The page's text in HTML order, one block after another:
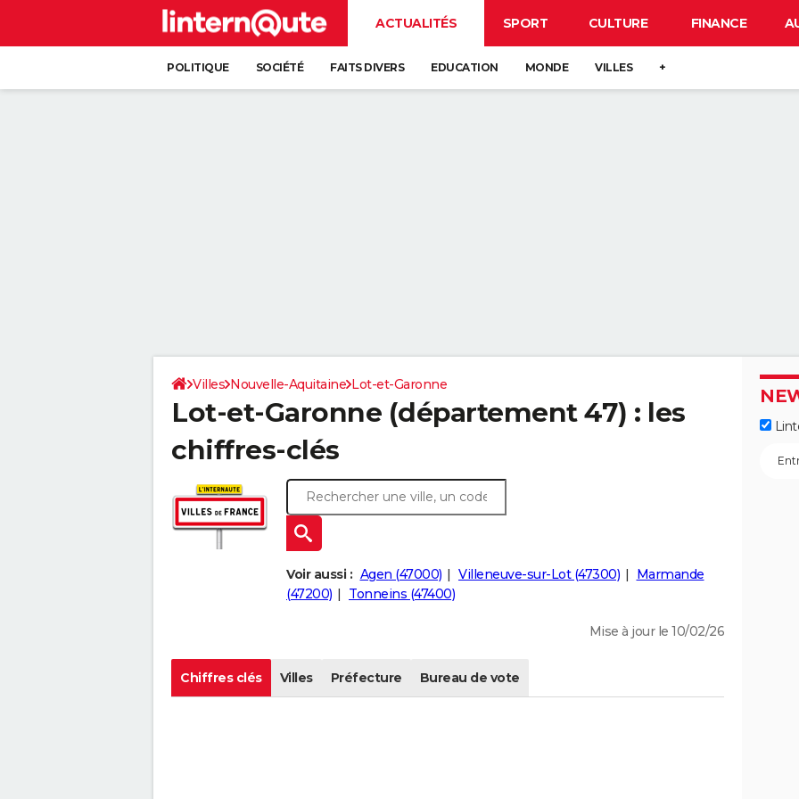
ACTUALITÉS SPORT CULTURE FINANCE
POLITIQUE SOCIÉTÉ FAITS DIVERS EDUCATION MONDE VILLES +
Villes Nouvelle-Aquitaine Lot-et-Garonne
Lot-et-Garonne (département 47) : les
chiffres-clés
Voir aussi : Agen (47000) Villeneuve-sur-Lot (47300)
Marmande
(47200)
Tonneins (47400)
Mise à jour le 10/02/26
Chiffres clés Villes Préfecture Bureau de vote